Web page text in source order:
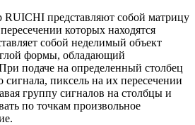
RUICHI представляют собой матрицу
которых находятся
собой неделимый объект
формы, обладающий
подаче на определенный столбец
сигнала, пиксель на их пересечении
группу сигналов на столбцы и
по точкам произвольное